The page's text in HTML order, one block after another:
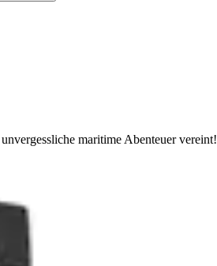
maritime Abenteuer vereint!